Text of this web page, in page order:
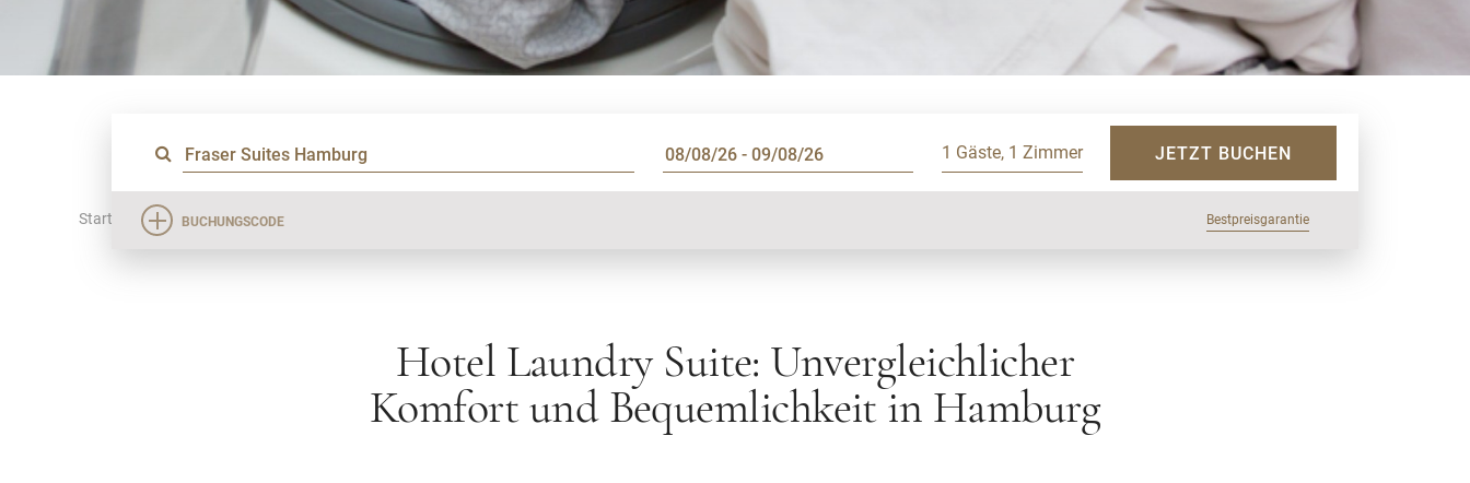
1 Gäste, 1 Zimmer JETZT BUCHEN
BUCHUNGSCODE Bestpreisgarantie
Startseite Standorte Fraser Suites Hamburg
Hotel Laundry Suite: Unvergleichlicher
Komfort und Bequemlichkeit in Hamburg